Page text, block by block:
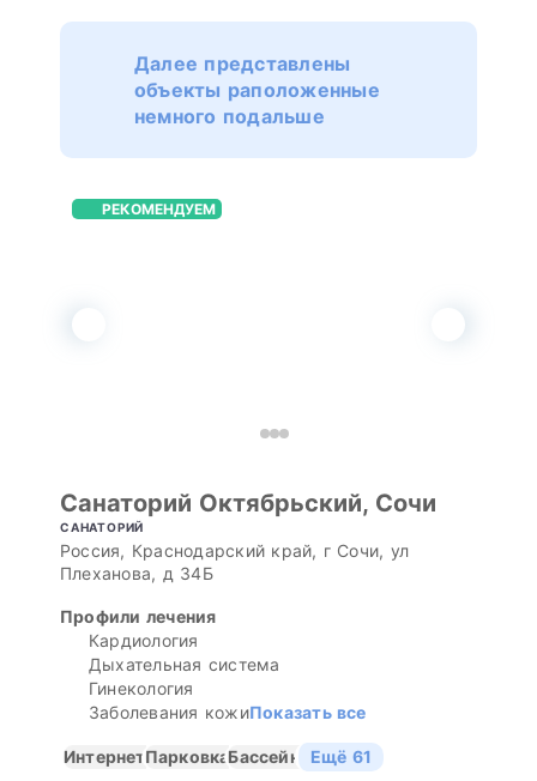
Далее представлены
объекты раположенные
немного подальше
РЕКОМЕНДУЕМ
Санаторий Октябрьский, Сочи
САНАТОРИЙ
Россия, Краснодарский край, г Сочи, ул
Плеханова, д 34Б
Профили лечения
Кардиология
Дыхательная система
Гинекология
Заболевания кожиПоказать все
ИнтернетПарковкаБассейн Ещё 61